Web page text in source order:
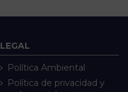
LEGAL
Política Ambiental
Política de privacidad y